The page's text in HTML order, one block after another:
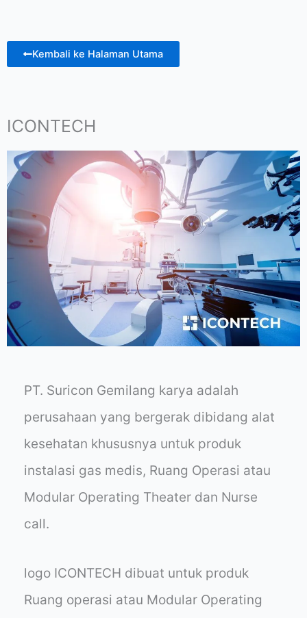
Kembali ke Halaman Utama
ICONTECH
PT. Suricon Gemilang karya adalah
perusahaan yang bergerak dibidang alat
kesehatan khususnya untuk produk
instalasi gas medis, Ruang Operasi atau
Modular Operating Theater dan Nurse
call.
logo ICONTECH dibuat untuk produk
Ruang operasi atau Modular Operating